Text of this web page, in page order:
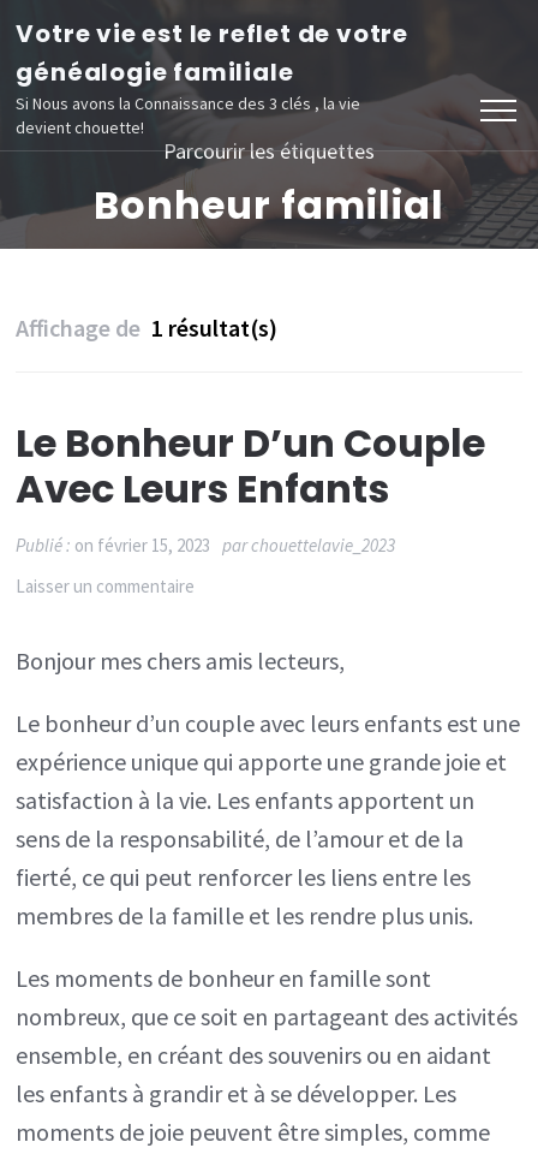
Aller
contenu
(Pressez
Votre vie est le reflet de votre
généalogie familiale
Si Nous avons la Connaissance des 3 clés , la vie
devient chouette!
Parcourir les étiquettes
Bonheur familial
Affichage de 1 résultat(s)
Le Bonheur D’un Couple
Avec Leurs Enfants
Publié : on février 15, 2023 parchouettelavie_2023
Laisser un commentaire
bonheur
couple
avec
leurs
enfants
Bonjour mes chers amis lecteurs,
Le bonheur d’un couple avec leurs enfants est une
expérience unique qui apporte une grande joie et
satisfaction à la vie. Les enfants apportent un
sens de la responsabilité, de l’amour et de la
fierté, ce qui peut renforcer les liens entre les
membres de la famille et les rendre plus unis.
Les moments de bonheur en famille sont
nombreux, que ce soit en partageant des activités
ensemble, en créant des souvenirs ou en aidant
les enfants à grandir et à se développer. Les
moments de joie peuvent être simples, comme